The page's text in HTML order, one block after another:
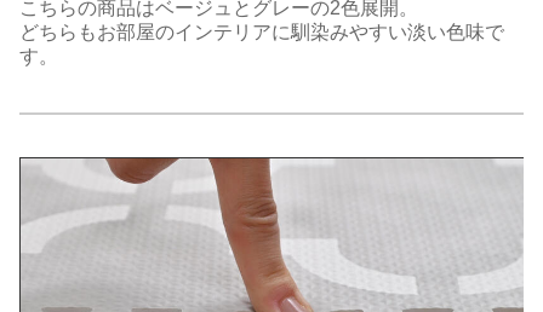
こちらの商品はベージュとグレーの2色展開。
どちらもお部屋のインテリアに馴染みやすい淡い色味で
す。